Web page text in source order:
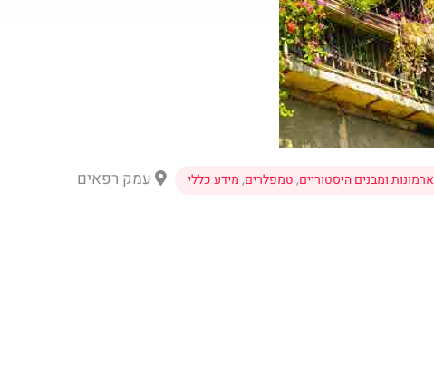
ארמונות ומבנים היסטוריים,טמפלרים,מידע כללי עמק רפאים